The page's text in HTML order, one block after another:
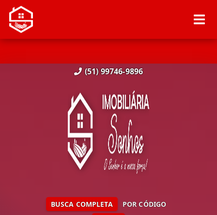
(51) 99746-9896
BUSCA COMPLETA POR CÓDIGO